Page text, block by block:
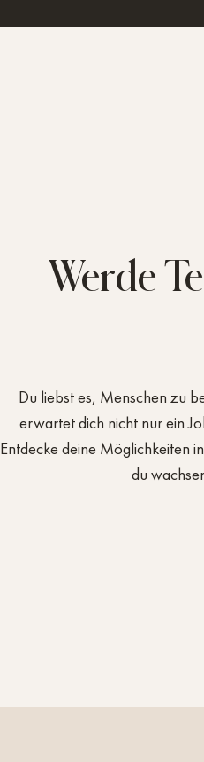
Werde
Du liebst es, Menschen zu
erwartet dich nicht nur ein
Entdecke deine Möglichkeiten
du